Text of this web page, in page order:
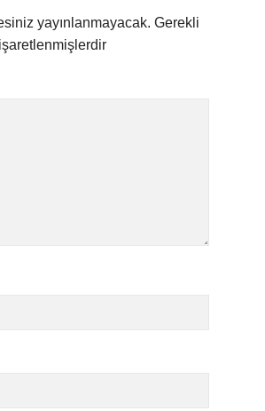
yayınlanmayacak. Gerekli